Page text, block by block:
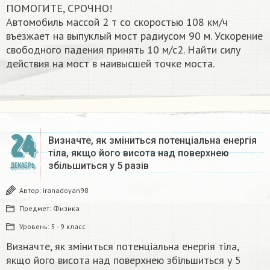
ПОМОГИТЕ, СРОЧНО!
Автомобиль массой 2 т со скоростью 108 км/ч
въезжает на выпуклый мост радиусом 90 м. Ускорение
свободного падения принять 10 м/с2. Найти силу
действия на мост в наивысшей точке моста.
24
ДЕКАБРЬ
Визначте, як зміниться потенціальна енергія
тіла, якщо його висота над поверхнею
збільшиться у 5 разів
Автор: iranadoyan98
Предмет: Физика
Уровень: 5 - 9 класс
Визначте, як зміниться потенціальна енергія тіла,
якщо його висота над поверхнею збільшиться у 5